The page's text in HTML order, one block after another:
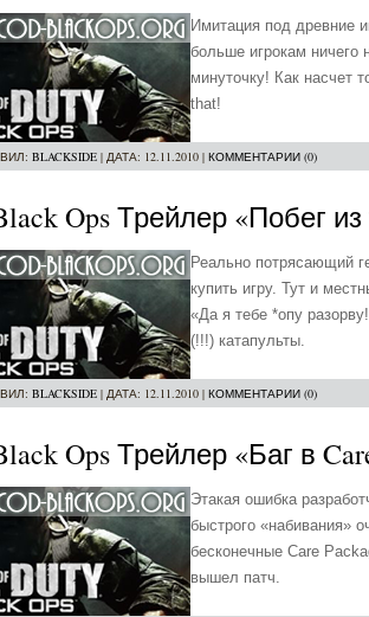
Имитация под древние
больше игрокам
минуточку! Как насчет
that!
BLACKSIDE | ДАТА: 12.11.2010 | КОММЕНТАРИИ (0)
Ops Трейлер «Побег
Реально потрясающий
купить игру. Тут и
«Да я тебе *опу
(!!!) катапульты.
BLACKSIDE | ДАТА: 12.11.2010 | КОММЕНТАРИИ (0)
Ops Трейлер «Баг в
Этакая ошибка
быстрого «набивания»
бесконечные Care
вышел патч.